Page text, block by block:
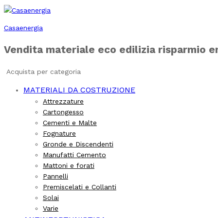
Casaenergia
Vendita materiale eco edilizia risparmio
Acquista per categoria
MATERIALI DA COSTRUZIONE
Attrezzature
Cartongesso
Cementi e Malte
Fognature
Gronde e Discendenti
Manufatti Cemento
Mattoni e forati
Pannelli
Premiscelati e Collanti
Solai
Varie